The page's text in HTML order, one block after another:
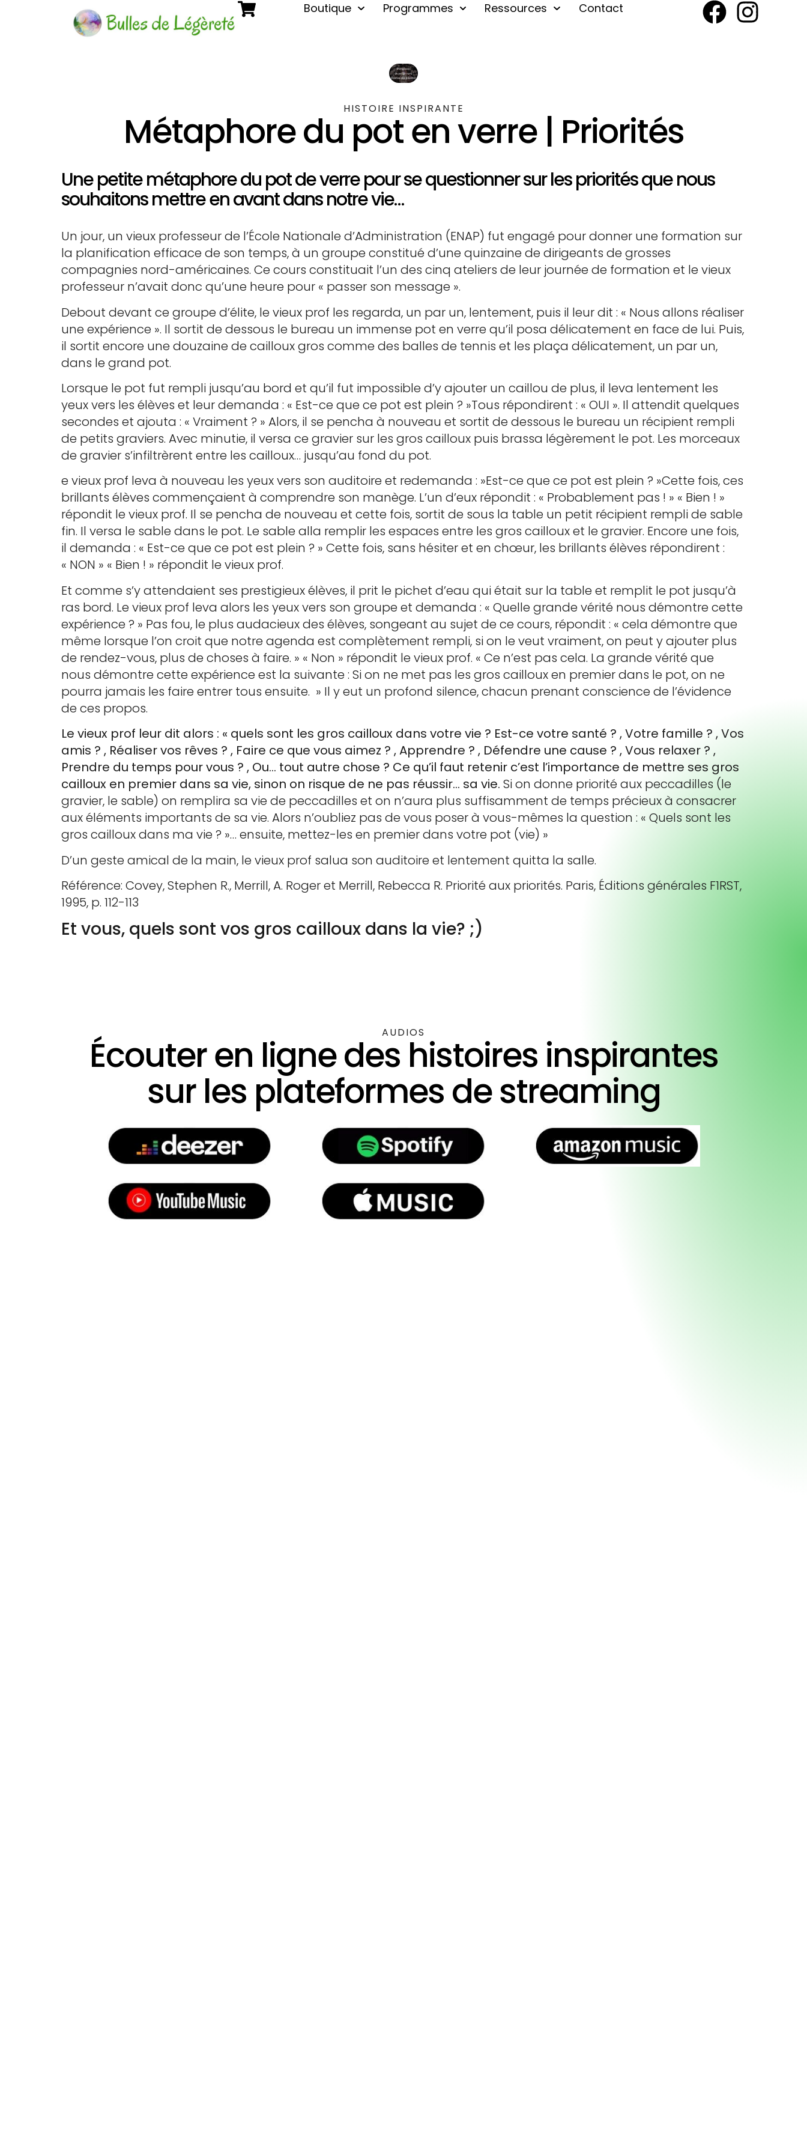
Boutique Programmes Ressources Contact
HISTOIRE INSPIRANTE
Métaphore du pot en verre | Priorités
Une petite métaphore du pot de verre pour se questionner sur les priorités que nous
souhaitons mettre en avant dans notre vie…
Un jour, un vieux professeur de l’École Nationale d’Administration (ENAP) fut engagé pour donner une formation sur
la planification efficace de son temps, à un groupe constitué d’une quinzaine de dirigeants de grosses
compagnies nord-américaines. Ce cours constituait l’un des cinq ateliers de leur journée de formation et le vieux
professeur n’avait donc qu’une heure pour « passer son message ».
Debout devant ce groupe d’élite, le vieux prof les regarda, un par un, lentement, puis il leur dit : « Nous allons réaliser
une expérience ». Il sortit de dessous le bureau un immense pot en verre qu’il posa délicatement en face de lui. Puis,
il sortit encore une douzaine de cailloux gros comme des balles de tennis et les plaça délicatement, un par un,
dans le grand pot.
Lorsque le pot fut rempli jusqu’au bord et qu’il fut impossible d’y ajouter un caillou de plus, il leva lentement les
yeux vers les élèves et leur demanda : « Est-ce que ce pot est plein ? »Tous répondirent : « OUI ». Il attendit quelques
secondes et ajouta : « Vraiment ? » Alors, il se pencha à nouveau et sortit de dessous le bureau un récipient rempli
de petits graviers. Avec minutie, il versa ce gravier sur les gros cailloux puis brassa légèrement le pot. Les morceaux
de gravier s’infiltrèrent entre les cailloux… jusqu’au fond du pot.
e vieux prof leva à nouveau les yeux vers son auditoire et redemanda : »Est-ce que ce pot est plein ? »Cette fois, ces
brillants élèves commençaient à comprendre son manège. L’un d’eux répondit : « Probablement pas ! » « Bien ! »
répondit le vieux prof. Il se pencha de nouveau et cette fois, sortit de sous la table un petit récipient rempli de sable
fin. Il versa le sable dans le pot. Le sable alla remplir les espaces entre les gros cailloux et le gravier. Encore une fois,
il demanda : « Est-ce que ce pot est plein ? » Cette fois, sans hésiter et en chœur, les brillants élèves répondirent :
« NON » « Bien ! » répondit le vieux prof.
Et comme s’y attendaient ses prestigieux élèves, il prit le pichet d’eau qui était sur la table et remplit le pot jusqu’à
ras bord. Le vieux prof leva alors les yeux vers son groupe et demanda : « Quelle grande vérité nous démontre cette
expérience ? » Pas fou, le plus audacieux des élèves, songeant au sujet de ce cours, répondit : « cela démontre que
même lorsque l’on croit que notre agenda est complètement rempli, si on le veut vraiment, on peut y ajouter plus
de rendez-vous, plus de choses à faire. » « Non » répondit le vieux prof. « Ce n’est pas cela. La grande vérité que
nous démontre cette expérience est la suivante : Si on ne met pas les gros cailloux en premier dans le pot, on ne
pourra jamais les faire entrer tous ensuite. » Il y eut un profond silence, chacun prenant conscience de l’évidence
de ces propos.
Le vieux prof leur dit alors : « quels sont les gros cailloux dans votre vie ? Est-ce votre santé ? , Votre famille ? , Vos
amis ? , Réaliser vos rêves ? , Faire ce que vous aimez ? , Apprendre ? , Défendre une cause ? , Vous relaxer ? ,
Prendre du temps pour vous ? , Ou… tout autre chose ? Ce qu’il faut retenir c’est l’importance de mettre ses gros
cailloux en premier dans sa vie, sinon on risque de ne pas réussir… sa vie. Si on donne priorité aux peccadilles (le
gravier, le sable) on remplira sa vie de peccadilles et on n’aura plus suffisamment de temps précieux à consacrer
aux éléments importants de sa vie. Alors n’oubliez pas de vous poser à vous-mêmes la question : « Quels sont les
gros cailloux dans ma vie ? »… ensuite, mettez-les en premier dans votre pot (vie) »
D’un geste amical de la main, le vieux prof salua son auditoire et lentement quitta la salle.
Référence: Covey, Stephen R., Merrill, A. Roger et Merrill, Rebecca R. Priorité aux priorités. Paris, Éditions générales F1RST,
1995, p. 112-113
Et vous, quels sont vos gros cailloux dans la vie? ;)
AUDIOS
Écouter en ligne des histoires inspirantes
sur les plateformes de streaming